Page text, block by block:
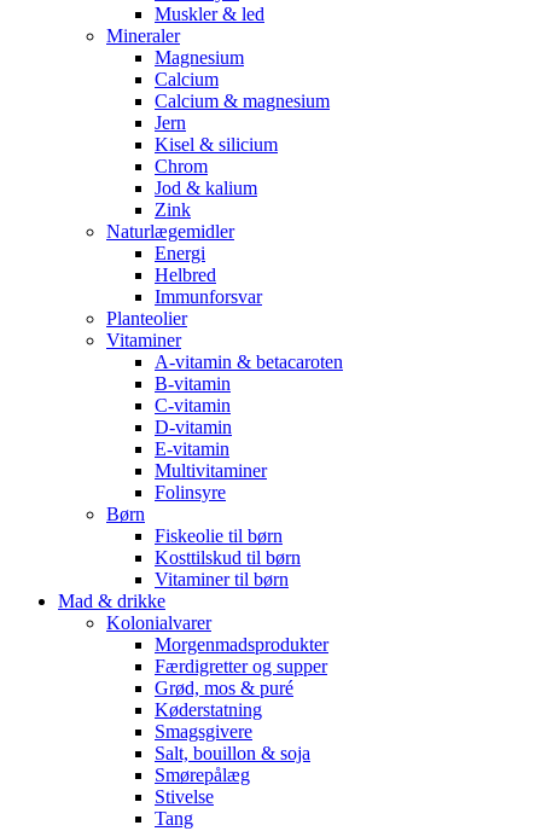
Muskler & led
Mineraler
Magnesium
Calcium
Calcium & magnesium
Jern
Kisel & silicium
Chrom
Jod & kalium
Zink
Naturlægemidler
Energi
Helbred
Immunforsvar
Planteolier
Vitaminer
A-vitamin & betacaroten
B-vitamin
C-vitamin
D-vitamin
E-vitamin
Multivitaminer
Folinsyre
Børn
Fiskeolie til børn
Kosttilskud til børn
Vitaminer til børn
Mad & drikke
Kolonialvarer
Morgenmadsprodukter
Færdigretter og supper
Grød, mos & puré
Køderstatning
Smagsgivere
Salt, bouillon & soja
Smørepålæg
Stivelse
Tang